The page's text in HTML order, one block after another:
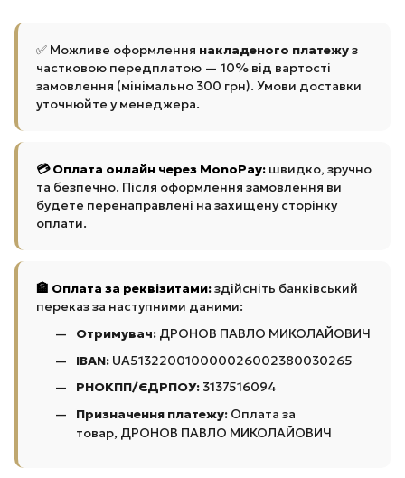
✅ Можливе оформлення накладеного платежуз
частковою передплатою — 10% від вартості
замовлення (мінімально 300 грн). Умови доставки
уточнюйте у менеджера.
💳 Оплата онлайн через MonoPay: швидко, зручно
та безпечно. Після оформлення замовлення ви
будете перенаправлені на захищену сторінку
оплати.
🏦 Оплата за реквізитами:здійсніть банківський
переказ за наступними даними:
Отримувач: ДРОНОВ ПАВЛО МИКОЛАЙОВИЧ
IBAN: UA513220010000026002380030265
РНОКПП/ЄДРПОУ: 3137516094
Призначення платежу: Оплата за
товар, ДРОНОВ ПАВЛО МИКОЛАЙОВИЧ